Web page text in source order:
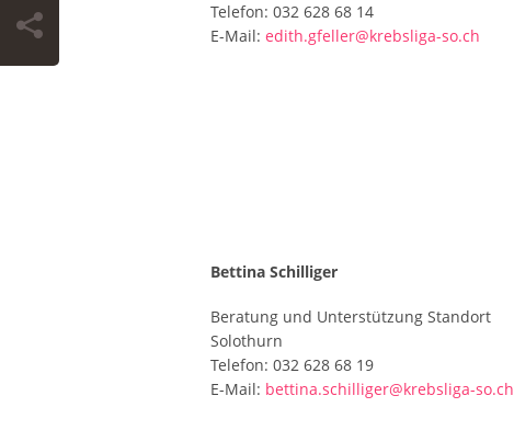
Telefon: 032 628 68 14
E-Mail: edith.gfeller@krebsliga-so.ch
Bettina Schilliger
Beratung und Unterstützung Standort
Solothurn
Telefon: 032 628 68 19
E-Mail: bettina.schilliger@krebsliga-so.ch